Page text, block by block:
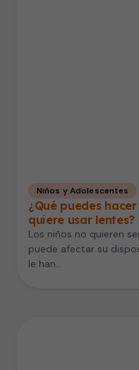
Niños y Adolescentes
¿Qué puedes
quiere usar lentes?
Los niños no quieren
puede afectar su
le han…